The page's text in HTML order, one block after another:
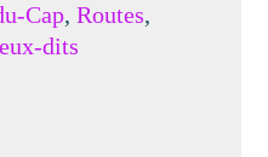
Cap,Routes,
dits